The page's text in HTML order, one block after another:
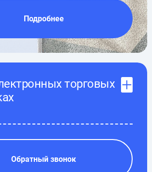
Подробнее
торговых
Обратный звонок